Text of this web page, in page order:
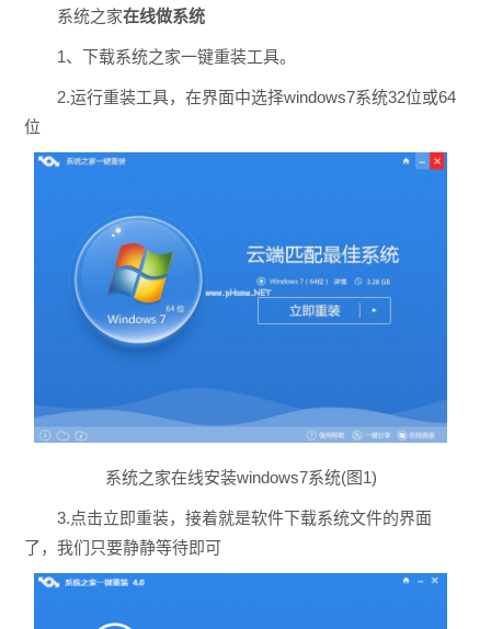
系统之家在线做系统
1、下载系统之家一键重装工具。
2.运行重装工具，在界面中选择windows7系统32位或64
位
系统之家在线安装windows7系统(图1)
3.点击立即重装，接着就是软件下载系统文件的界面
了，我们只要静静等待即可